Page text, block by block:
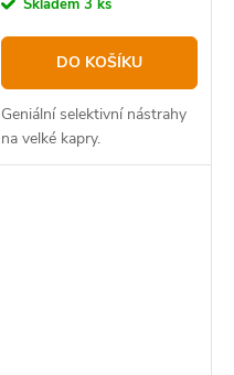
Skladem 3 ks
DO KOŠÍKU
Geniální selektivní nástrahy
na velké kapry.